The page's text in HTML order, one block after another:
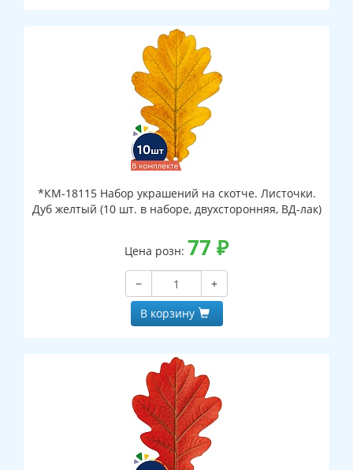
*КМ-18115 Набор украшений на скотче. Листочки.
Дуб желтый (10 шт. в наборе, двухсторонняя, ВД-лак)
Цена розн: 77 ₽
−
+
В корзину